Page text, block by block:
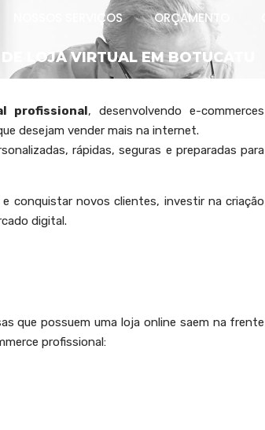
NOSSOS SERVIÇOS ORÇAMENTO
LOJA VIRTUAL EM BOTUCATU
profissional, desenvolvendo e-commerces
desejam vender mais na internet.
rápidas, seguras e preparadas para
conquistar novos clientes, investir na criação
digital.
que possuem uma loja online saem na frente
profissional: